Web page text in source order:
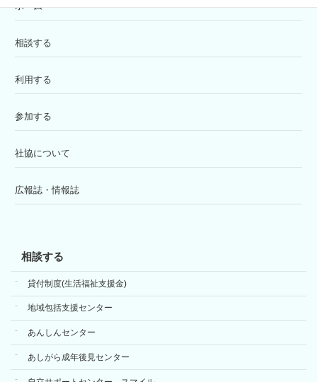
ホーム
相談する
利用する
参加する
社協について
広報誌・情報誌
相談する
貸付制度(生活福祉支援金)
地域包括支援センター
あんしんセンター
あしがら成年後見センター